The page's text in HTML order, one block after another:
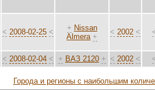
< 2008-02-25 < + Nissan
Almera +
< 2002 <
< 2008-02-04 < + ВАЗ 2120 + < 2002 <
Города и регионы с наибольшим